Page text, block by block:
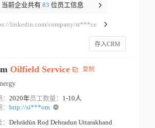
当前企业共有 83 位员工信息
linkedin.com/company/st***ce
存入CRM
Oilfield Service 复制
2020年员工数量： 1-10人
http://si***om
Dehrādūn Roḍ Dehradun Uttarakhand